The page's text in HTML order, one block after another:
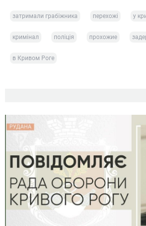
затримали грабіжника перехожі у
кримінал поліція прохожие
в Кривом Роге